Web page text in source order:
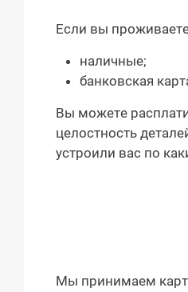
Если вы
наличные;
банковская
Вы можете
целостность
устроили вас по
Мы принимаем